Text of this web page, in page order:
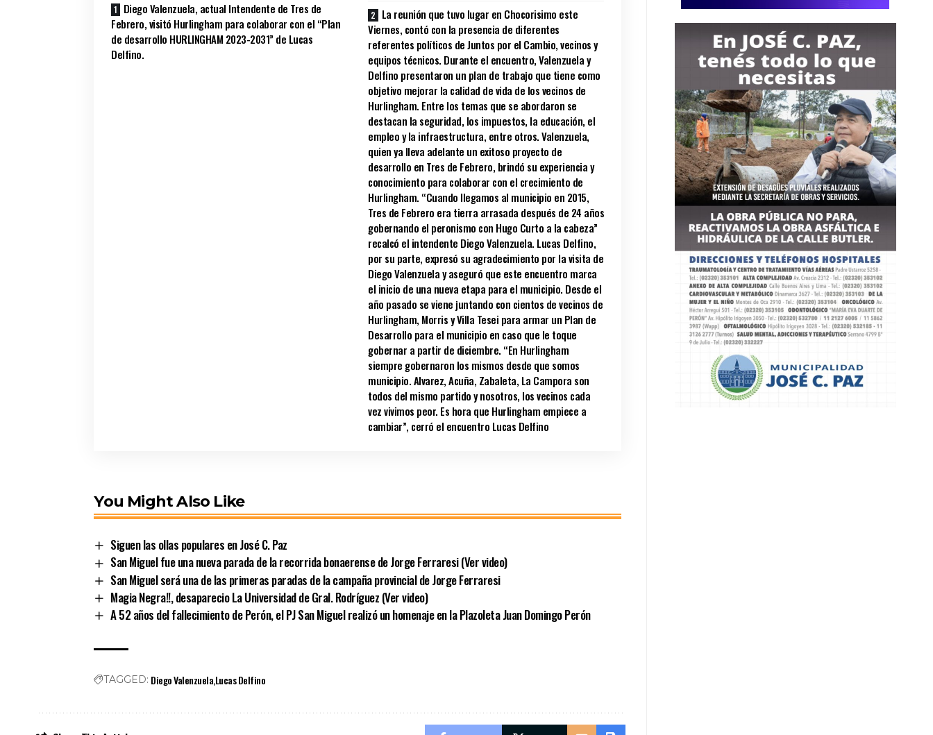
Diego Valenzuela, actual Intendente de Tres de
Febrero, visitó Hurlingham para colaborar con el “Plan
de desarrollo HURLINGHAM 2023-2031” de Lucas
Delfino.
La reunión que tuvo lugar en Chocorisimo este
Viernes, contó con la presencia de diferentes
referentes políticos de Juntos por el Cambio, vecinos y
equipos técnicos. Durante el encuentro, Valenzuela y
Delfino presentaron un plan de trabajo que tiene como
objetivo mejorar la calidad de vida de los vecinos de
Hurlingham. Entre los temas que se abordaron se
destacan la seguridad, los impuestos, la educación, el
empleo y la infraestructura, entre otros. Valenzuela,
quien ya lleva adelante un exitoso proyecto de
desarrollo en Tres de Febrero, brindó su experiencia y
conocimiento para colaborar con el crecimiento de
Hurlingham. “Cuando llegamos al municipio en 2015,
Tres de Febrero era tierra arrasada después de 24 años
gobernando el peronismo con Hugo Curto a la cabeza”
recalcó el intendente Diego Valenzuela. Lucas Delfino,
por su parte, expresó su agradecimiento por la visita de
Diego Valenzuela y aseguró que este encuentro marca
el inicio de una nueva etapa para el municipio. Desde el
año pasado se viene juntando con cientos de vecinos de
Hurlingham, Morris y Villa Tesei para armar un Plan de
Desarrollo para el municipio en caso que le toque
gobernar a partir de diciembre. “En Hurlingham
siempre gobernaron los mismos desde que somos
municipio. Alvarez, Acuña, Zabaleta, La Campora son
todos del mismo partido y nosotros, los vecinos cada
vez vivimos peor. Es hora que Hurlingham empiece a
cambiar”, cerró el encuentro Lucas Delfino
You Might Also Like
Siguen las ollas populares en José C. Paz
San Miguel fue una nueva parada de la recorrida bonaerense de Jorge Ferraresi (Ver video)
San Miguel será una de las primeras paradas de la campaña provincial de Jorge Ferraresi
Magia Negra!!, desaparecio La Universidad de Gral. Rodríguez (Ver video)
A 52 años del fallecimiento de Perón, el PJ San Miguel realizó un homenaje en la Plazoleta Juan Domingo Perón
TAGGED: Diego ValenzuelaLucas Delfino